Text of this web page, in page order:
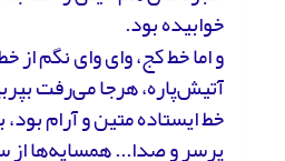
خوابیده بود.
و اما خط کج، وای وای نگم از
آتیش‌پاره، هرجا می‌رفت
خط ایستاده متین و آرام
پرسر و صدا... همسایه‌ها از